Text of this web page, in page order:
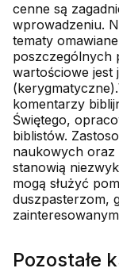
cenne są
wprowadzeniu.
tematy
poszczególnych
wartościowe jest
komentarzy
Świętego,
biblistów.
naukowych oraz
stanowią
mogą służyć
duszpasterzom,
Pozostałe